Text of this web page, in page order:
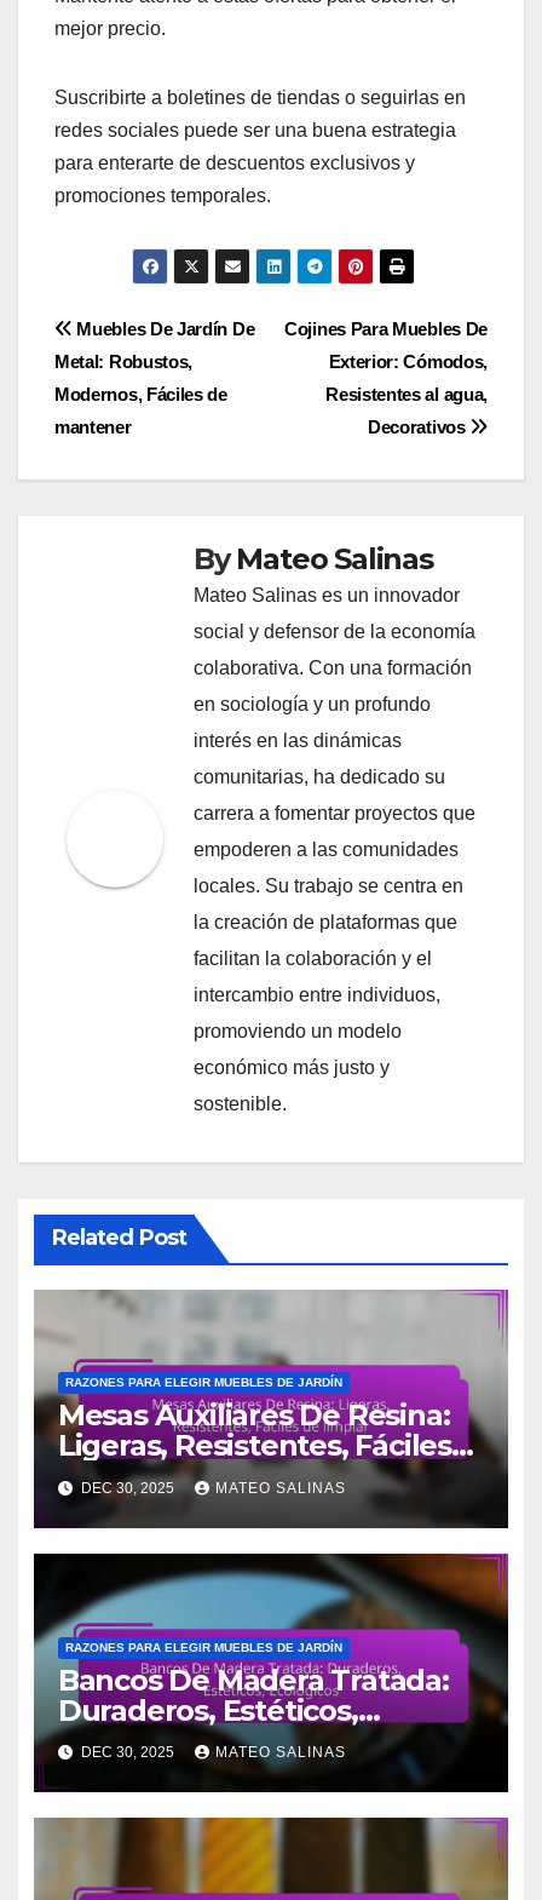
devolución. Asegúrate de que puedas devolver el
producto si no cumple con tus expectativas, y
Promociones y
descuentos disponibles
Muchas tiendas ofrecen promociones y
descuentos en sillas de jardín plegables,
especialmente durante temporadas de ventas
como el Black Friday o el inicio de la primavera.
Mantente atento a estas ofertas para obtener el
mejor precio.
para enterarte de descuentos exclusivos y
promociones temporales.
navigation
Cojines Para Muebles De
Exterior: Cómodos,
Resistentes al agua,
Decorativos
Modernos, Fáciles de
ByMateo Salinas
Mateo Salinas es un innovador
social y defensor de la economía
colaborativa. Con una formación
en sociología y un profundo
comunitarias, ha dedicado su
empoderen a las comunidades
facilitan la colaboración y el
intercambio entre individuos,
promoviendo un modelo
económico más justo y
sostenible.
Related Post
RAZONES PARA ELEGIR MUEBLES DE JARDÍN
Ligeras, Resistentes, Fáciles